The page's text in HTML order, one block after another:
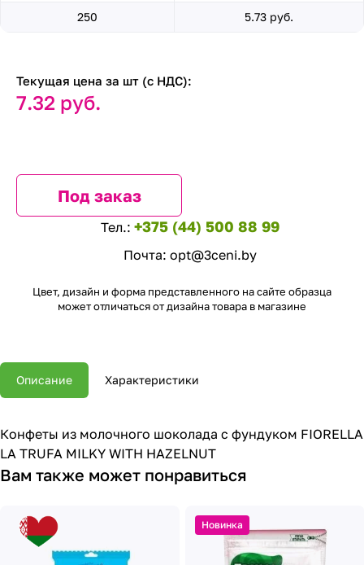
250 5.73 руб.
Текущая цена за шт (с НДС):
7.32 руб.
Под заказ
Тел.: +375 (44) 500 88 99
Почта: opt@3ceni.by
Цвет, дизайн и форма представленного на сайте образца
может отличаться от дизайна товара в магазине
Описание Характеристики
Конфеты из молочного шоколада с фундуком FIORELLA
LA TRUFA MILKY WITH HAZELNUT
Вам также может понравиться
Новинка